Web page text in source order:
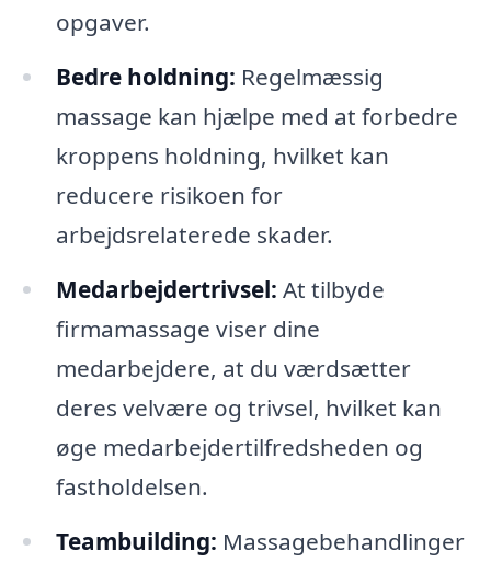
opgaver.
Bedre holdning: Regelmæssig
massage kan hjælpe med at forbedre
kroppens holdning, hvilket kan
reducere risikoen for
arbejdsrelaterede skader.
Medarbejdertrivsel: At tilbyde
firmamassage viser dine
medarbejdere, at du værdsætter
deres velvære og trivsel, hvilket kan
øge medarbejdertilfredsheden og
fastholdelsen.
Teambuilding: Massagebehandlinger